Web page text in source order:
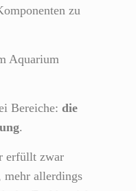
zu
Aquarium
Bereiche: die
.
erfüllt zwar
mehr allerdings